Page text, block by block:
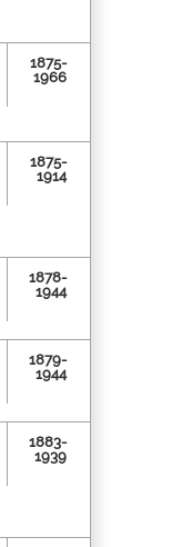
1875-
1966
1875-
1914
1878-
1944
1879-
1944
1883-
1939